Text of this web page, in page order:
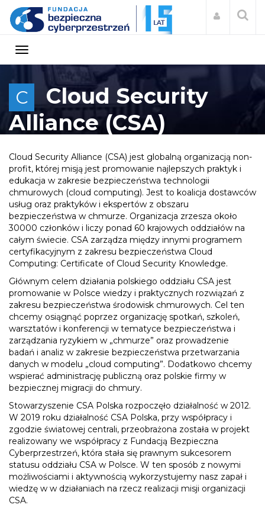
C
Cloud Security
Alliance (CSA)
Cloud Security Alliance (CSA) jest globalną organizacją non-
profit, której misją jest promowanie najlepszych praktyk i
edukacja w zakresie bezpieczeństwa technologii
chmurowych (cloud computing). Jest to koalicja dostawców
usług oraz praktyków i ekspertów z obszaru
bezpieczeństwa w chmurze. Organizacja zrzesza około
30000 członków i liczy ponad 60 krajowych oddziałów na
całym świecie. CSA zarządza między innymi programem
certyfikacyjnym z zakresu bezpieczeństwa Cloud
Computing: Certificate of Cloud Security Knowledge.
Głównym celem działania polskiego oddziału CSA jest
promowanie w Polsce wiedzy i praktycznych rozwiązań z
zakresu bezpieczeństwa środowisk chmurowych. Cel ten
chcemy osiągnąć poprzez organizację spotkań, szkoleń,
warsztatów i konferencji w tematyce bezpieczeństwa i
zarządzania ryzykiem w „chmurze” oraz prowadzenie
badań i analiz w zakresie bezpieczeństwa przetwarzania
danych w modelu „cloud computing”. Dodatkowo chcemy
wspierać administrację publiczną oraz polskie firmy w
bezpiecznej migracji do chmury.
Stowarzyszenie CSA Polska rozpoczęło działalność w 2012.
W 2019 roku działalność CSA Polska, przy współpracy i
zgodzie światowej centrali, przeobrażona została w projekt
realizowany we współpracy z Fundacją Bezpieczna
Cyberprzestrzeń, która stała się prawnym sukcesorem
statusu oddziału CSA w Polsce. W ten sposób z nowymi
możliwościami i aktywnością wykorzystujemy nasz zapał i
wiedzę w w działaniach na rzecz realizacji misji organizacji
CSA.